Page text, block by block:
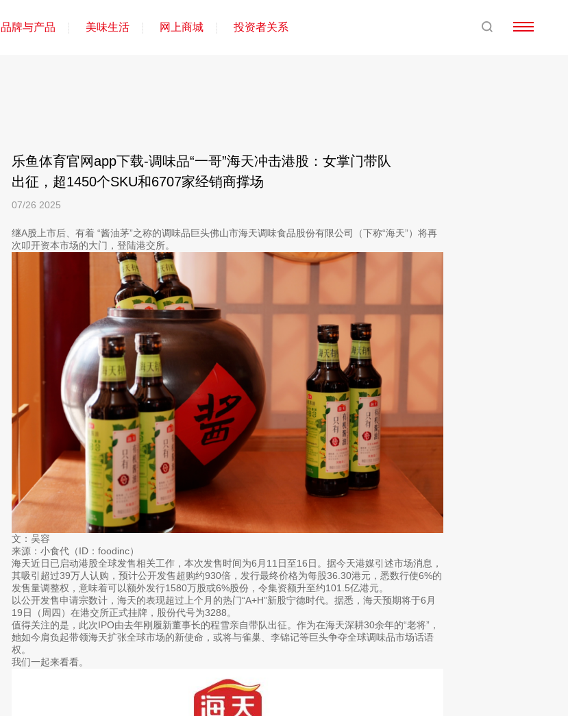
品牌与产品 美味生活 网上商城 投资者关系
乐鱼体育官网app下载-调味品“一哥”海天冲击港股：女掌门带队
出征，超1450个SKU和6707家经销商撑场
07/26 2025
继A股上市后、有着 “酱油茅”之称的调味品巨头佛山市海天调味食品股份有限公司（下称“海天”）将再
次叩开资本市场的大门，登陆港交所。
文：吴容
来源：小食代（ID：foodinc）
海天近日已启动港股全球发售相关工作，本次发售时间为6月11日至16日。据今天港媒引述市场消息，
其吸引超过39万人认购，预计公开发售超购约930倍，发行最终价格为每股36.30港元，悉数行使6%的
发售量调整权，意味着可以额外发行1580万股或6%股份，令集资额升至约101.5亿港元。
以公开发售申请宗数计，海天的表现超过上个月的热门“A+H”新股宁德时代。据悉，海天预期将于6月
19日（周四）在港交所正式挂牌，股份代号为3288。
值得关注的是，此次IPO由去年刚履新董事长的程雪亲自带队出征。作为在海天深耕30余年的“老将”，
她如今肩负起带领海天扩张全球市场的新使命，或将与雀巢、李锦记等巨头争夺全球调味品市场话语
权。
我们一起来看看。